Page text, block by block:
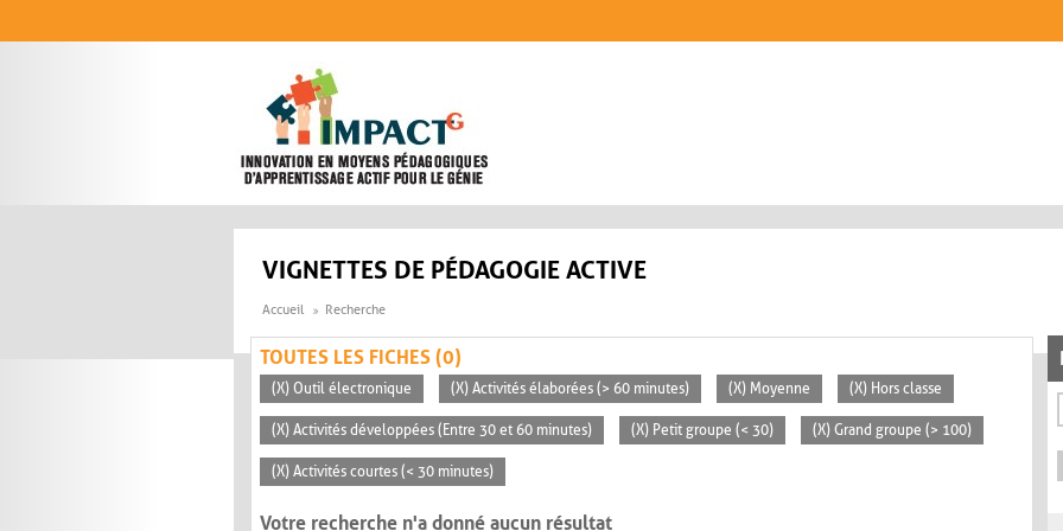
VIGNETTES DE PÉDAGOGIE ACTIVE
Accueil Recherche
TOUTES LES FICHES (0)
(X) Outil électronique (X) Activités élaborées (> 60 minutes) (X) Moyenne (X) Hors classe
(X) Activités développées (Entre 30 et 60 minutes) (X) Petit groupe (< 30) (X) Grand groupe (> 100)
(X) Activités courtes (< 30 minutes)
Votre recherche n'a donné aucun résultat